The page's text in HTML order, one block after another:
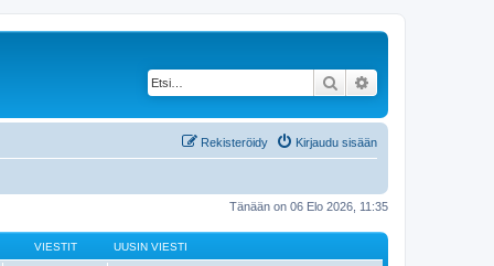
Etsi
Kirjaudu sisään
Rekisteröidy
Tänään on 06 Elo 2026, 11:35
VIESTIT UUSIN VIESTI